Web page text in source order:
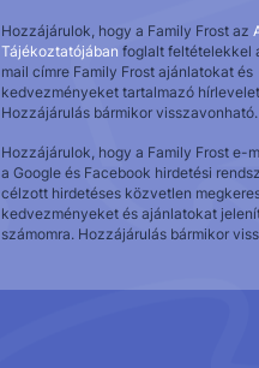
Hozzájárulok, hogy a Family Frost az
Tájékoztatójában foglalt feltételekkel
mail címre Family Frost ajánlatokat és
kedvezményeket tartalmazó
Hozzájárulás bármikor visszavonható.
Hozzájárulok, hogy a Family Frost e-
a Google és Facebook hirdetési
célzott hirdetéses közvetlen
kedvezményeket és ajánlatokat
számomra. Hozzájárulás bármikor